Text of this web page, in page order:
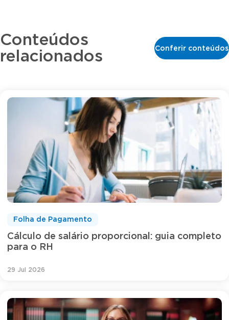
Conteúdos
relacionados
Conferir conteúdos
Cálculo de salário proporcional: guia completo
para o RH
Folha de Pagamento
29 Jul 2026